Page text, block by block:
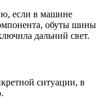
если в машине
обуты шины
дальний свет.
ситуации, в